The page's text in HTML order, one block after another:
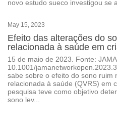
novo estudo sueco investigou se
May 15, 2023
Efeito das alterações do
relacionada à saúde em
15 de maio de 2023. Fonte:
10.1001/
sabe sobre o efeito do sono ruim
relacionada à saúde (QVRS) em
pesquisa teve como objetivo
sono lev...